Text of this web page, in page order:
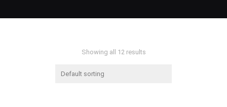
Showing all 12 results